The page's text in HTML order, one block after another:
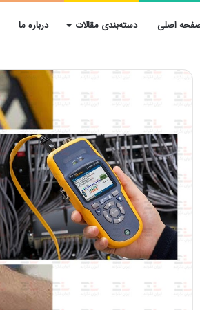
اصلی دسته‌بندی مقالات درباره ما